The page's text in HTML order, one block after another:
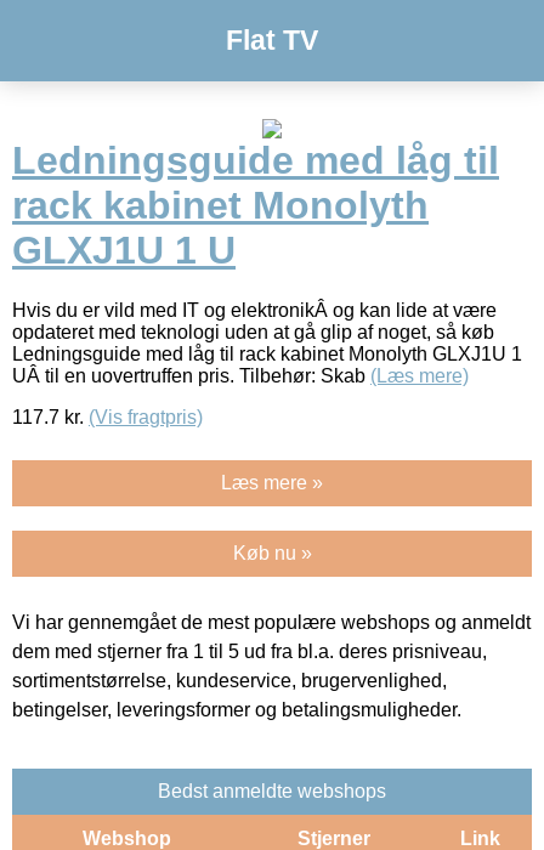
Flat TV
Ledningsguide med låg til
rack kabinet Monolyth
GLXJ1U 1 U
Hvis du er vild med IT og elektronikÂ og kan lide at være
opdateret med teknologi uden at gå glip af noget, så køb
Ledningsguide med låg til rack kabinet Monolyth GLXJ1U 1
UÂ til en uovertruffen pris. Tilbehør: Skab (Læs mere)
117.7 kr. (Vis fragtpris)
Læs mere »
Køb nu »
Vi har gennemgået de mest populære webshops og anmeldt
dem med stjerner fra 1 til 5 ud fra bl.a. deres prisniveau,
sortimentstørrelse, kundeservice, brugervenlighed,
betingelser, leveringsformer og betalingsmuligheder.
Bedst anmeldte webshops
Webshop Stjerner Link